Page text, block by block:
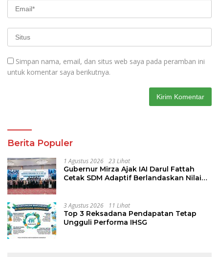
Simpan nama, email, dan situs web saya pada peramban ini
untuk komentar saya berikutnya.
Berita Populer
1 Agustus 2026 23 Lihat
Gubernur Mirza Ajak IAI Darul Fattah
Cetak SDM Adaptif Berlandaskan Nilai
3 Agustus 2026 11 Lihat
Top 3 Reksadana Pendapatan Tetap
Ungguli Performa IHSG